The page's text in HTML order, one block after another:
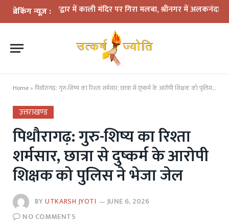
ब्रेकिंग न्यूज़ :
कहर: हरिद्वार में काली मंदिर पर गिरा मलबा, श्रीनगर में अलकनंदा का
Home » पिथौरागढ़: गुरु-शिष्य का रिश्ता शर्मसार, छात्रा से दुष्कर्म के आरोपी शिक्षक को पुलिस ने भेजा जेल
उत्तराखण्ड
पिथौरागढ़: गुरु-शिष्य का रिश्ता
शर्मसार, छात्रा से दुष्कर्म के आरोपी
शिक्षक को पुलिस ने भेजा जेल
BYUTKARSH JYOTI
JUNE 6, 2026
NO COMMENTS